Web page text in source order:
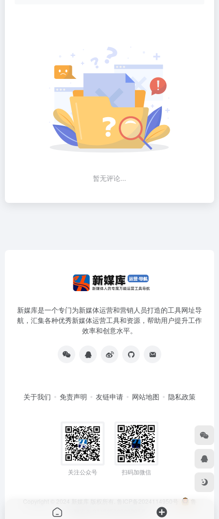
暂无评论...
新媒库是一个专门为新媒体运营和营销人员打造的工具网址导
航，汇集各种优秀新媒体运营工具和资源，帮助用户提升工作
效率和创意水平。
关于我们 免责声明 友链申请 网站地图 隐私政策
关注公众号 扫码加微信
Copyright © 2024 新媒库 版权所有. 鲁ICP备2024114950号
鲁